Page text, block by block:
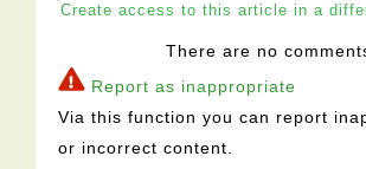
Create access to this article in a
There are no
Report as inappropriate
Via this function you can report
or incorrect content.